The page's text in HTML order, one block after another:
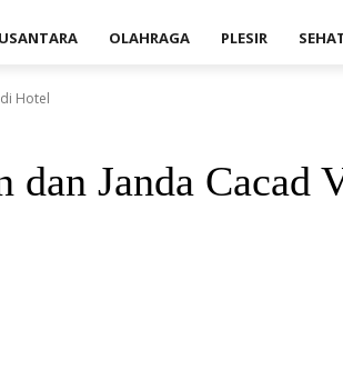
OLAHRAGA PLESIR
Hotel
Janda Cacad